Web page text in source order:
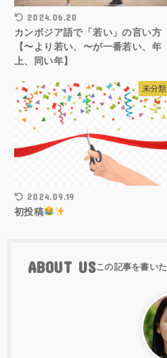
2024.06.20
カンボジア語で「若い」の言い方
【〜より若い、〜が一番若い、年
上、同い年】
未分類
2024.09.19
初投稿
ABOUT US